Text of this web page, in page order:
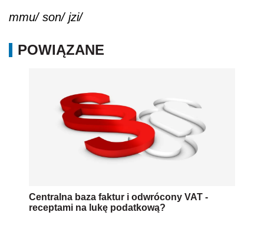
mmu/ son/ jzi/
POWIĄZANE
Centralna baza faktur i odwrócony VAT -
receptami na lukę podatkową?